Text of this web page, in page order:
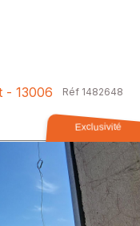
- 13006 Réf 1482648
Exclusivité